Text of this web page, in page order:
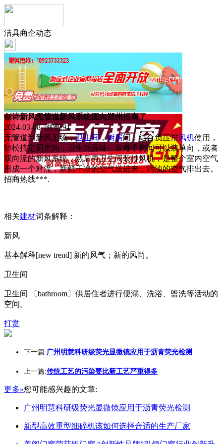
洁具商企动态
创诗新风无管道新风系统面向郑州招商了
2024-03-08 浏览:91
无管道到新风系统，卫生间，厨房间，结合负压排风机使用，
轻松搞定厨房间，卫生间异味。在每个房间可以装单向，或者
双向流的新风系统，然后再卫生间装排风机，是整个室内空气
形成一个对流，新鲜干净的空气送进来，污浊的空气排出去。
招商热线***.
相关建材词条解释：
新风
基本解释[new trend] 新的风气；新的风尚。
卫生间
卫生间 〔bathroom〕供居住者进行便溺、洗浴、盥洗等活动的
空间。
打赏
下一篇:广州明慧科研级荧光显微镜应用于沥青荧光检测
上一篇:传统工艺的污染要比新工艺严重得多
更多»您可能感兴趣的文章:
广州明慧科研级荧光显微镜应用于沥青荧光检测
新型高效重型细碎机该如何选择合适的生产厂家